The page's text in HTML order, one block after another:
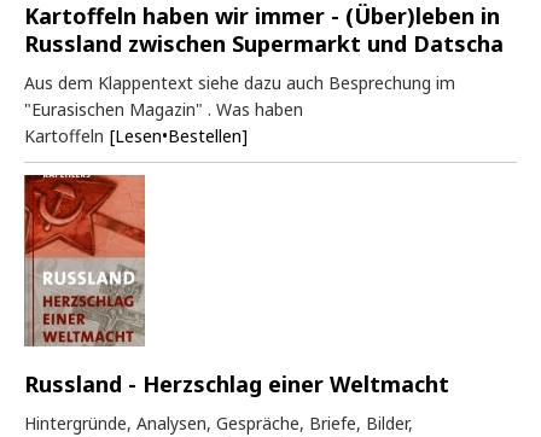
Kartoffeln haben wir immer - (Über)leben in
Russland zwischen Supermarkt und Datscha
Aus dem Klappentext siehe dazu auch Besprechung im
"Eurasischen Magazin" . Was haben
Kartoffeln [Lesen•Bestellen]
Russland - Herzschlag einer Weltmacht
Hintergründe, Analysen, Gespräche, Briefe, Bilder,